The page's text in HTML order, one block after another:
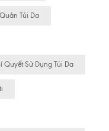
Túi Da
Quyết Sử Dụng Túi Da